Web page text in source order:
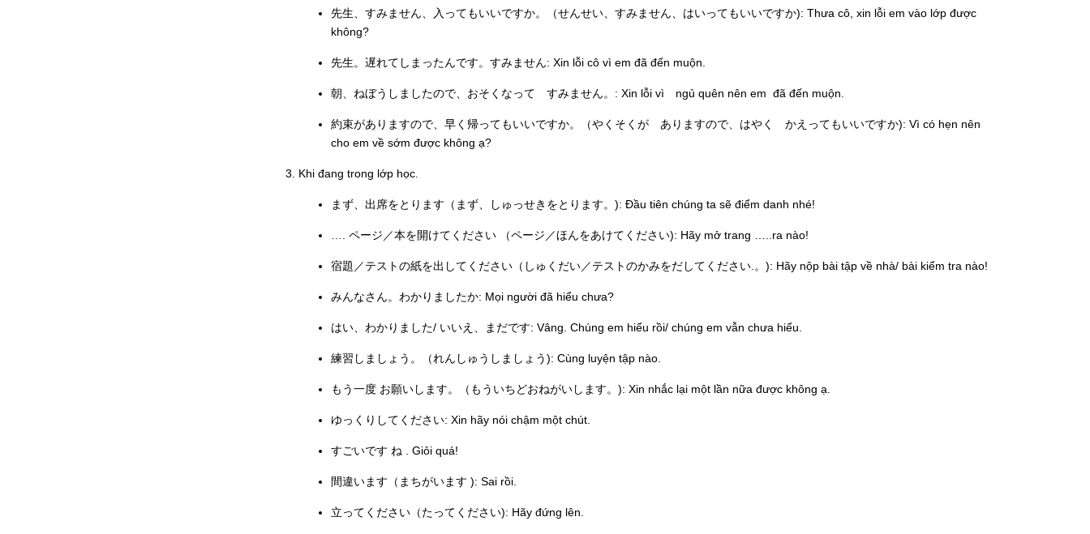
先生、すみません、入ってもいいですか。（せんせい、すみません、はいってもいいですか): Thưa cô, xin lỗi em vào lớp được
không?
先生。遅れてしまったんです。すみません: Xin lỗi cô vì em đã đến muộn.
朝、ねぼうしましたので、おそくなって すみません。: Xin lỗi vì ngủ quên nên em đã đến muộn.
約束がありますので、早く帰ってもいいですか。（やくそくが ありますので、はやく かえってもいいですか): Vì có hẹn nên
cho em về sớm được không ạ?
Khi đang trong lớp học.
まず、出席をとります（まず、しゅっせきをとります。): Đầu tiên chúng ta sẽ điểm danh nhé!
…. ページ／本を開けてください （ページ／ほんをあけてください): Hãy mở trang …..ra nào!
宿題／テストの紙を出してください（しゅくだい／テストのかみをだしてください.。): Hãy nộp bài tập về nhà/ bài kiểm tra nào!
みんなさん。わかりましたか: Mọi người đã hiểu chưa?
はい、わかりました/ いいえ、まだです: Vâng. Chúng em hiểu rồi/ chúng em vẫn chưa hiểu.
練習しましょう。（れんしゅうしましょう): Cùng luyện tập nào.
もう一度 お願いします。（もういちどおねがいします。): Xin nhắc lại một lần nữa được không ạ.
ゆっくりしてください: Xin hãy nói chậm một chút.
すごいです ね . Giỏi quá!
間違います（まちがいます ): Sai rồi.
立ってください（たってください): Hãy đứng lên.